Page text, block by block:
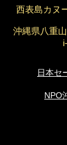
西表島カヌ
沖縄県八重
日本セ
NPO